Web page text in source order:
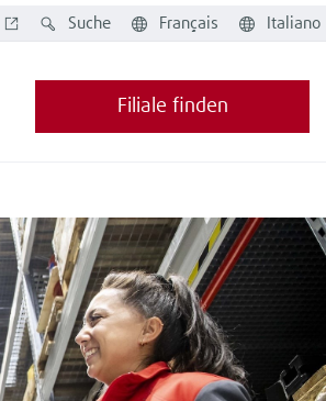
Français Italiano
Suche
Filiale finden